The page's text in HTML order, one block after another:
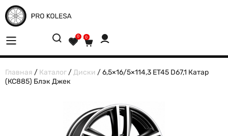
0 0
Главная / Каталог /Диски / 6,5×16/5×114,3 ET45 D67,1 Катар
(КС885) Блэк Джек